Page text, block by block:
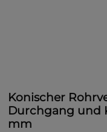
Konischer
Durchgang und
mm